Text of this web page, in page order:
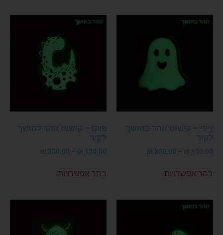
זִיפִי – קישוט זוהר בחושך
לקיר
150.00
₪
–
350.00
₪
בחר אפשרויות
פּוֹקוֹ – קישוט זוהר לחושך
לקיר
150.00
₪
–
350.00
₪
בחר אפשרויות